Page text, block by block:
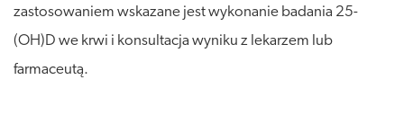
zastosowaniem wskazane jest wykonanie badania 25-
(OH)D we krwi i konsultacja wyniku z lekarzem lub
farmaceutą.